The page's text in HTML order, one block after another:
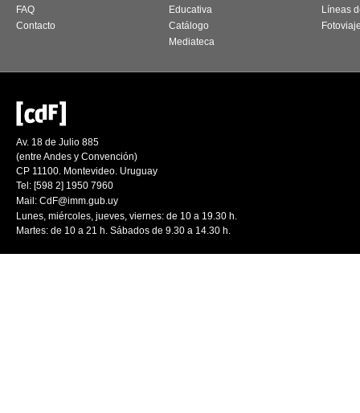
FAQ
Contacto
Educativa
Catálogo
Mediateca
Líneas
Av. 18 de Julio 885
(entre Andes y Convención)
CP 11100. Montevideo. Uruguay
Tel: [598 2] 1950 7960
Mail: CdF@imm.gub.uy
Lunes, miércoles, jueves, viernes: de 10 a 19.30 h.
Martes: de 10 a 21 h. Sábados de 9.30 a 14.30 h.